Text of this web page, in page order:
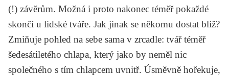
(!) závěrům. Možná i proto nakonec téměř pokaždé
skončí u lidské tváře. Jak jinak se někomu dostat blíž?
Zmiňuje pohled na sebe sama v zrcadle: tvář téměř
šedesátiletého chlapa, který jako by neměl nic
společného s tím chlapcem uvnitř. Úsměvně hořekuje,